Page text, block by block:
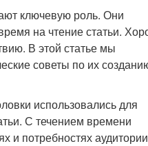
ключевую роль. Они
на чтение статьи.
В этой статье мы
советы по их
использовались для
С течением времени
и потребностях